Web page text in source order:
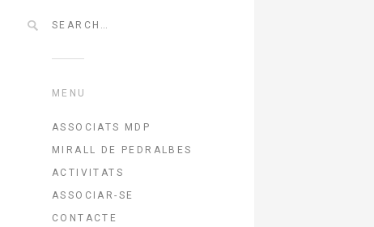
MENU
ASSOCIATS MDP
MIRALL DE PEDRALBES
ACTIVITATS
ASSOCIAR-SE
CONTACTE